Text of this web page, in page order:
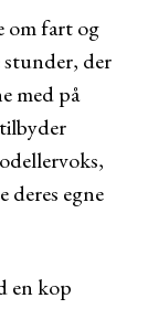
om fart og
stunder, der
med på
deres egne
en kop